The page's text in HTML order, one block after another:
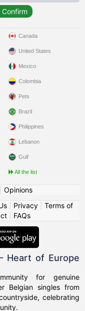
Canada
United States
Mexico
Colombia
Pets
Brazil
Philippines
Lebanon
Gulf
All the list
Opinions
| Privacy| Terms of
FAQs
Heart of Europe
for genuine
Belgian singles from
celebrating